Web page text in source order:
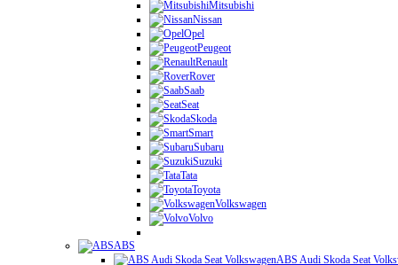
Mitsubishi
Nissan
Opel
Peugeot
Renault
Rover
Saab
Seat
Skoda
Smart
Subaru
Suzuki
Tata
Toyota
Volkswagen
Volvo
ABS
ABS Audi Skoda Seat